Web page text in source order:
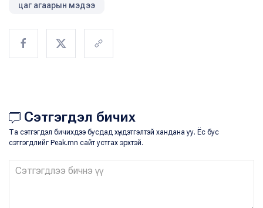
цаг агаарын мэдээ
Сэтгэгдэл бичих
Та сэтгэгдэл бичихдээ бусдад хүндэтгэлтэй хандана уу. Ёс бус
сэтгэгдлийг Peak.mn сайт устгах эрхтэй.